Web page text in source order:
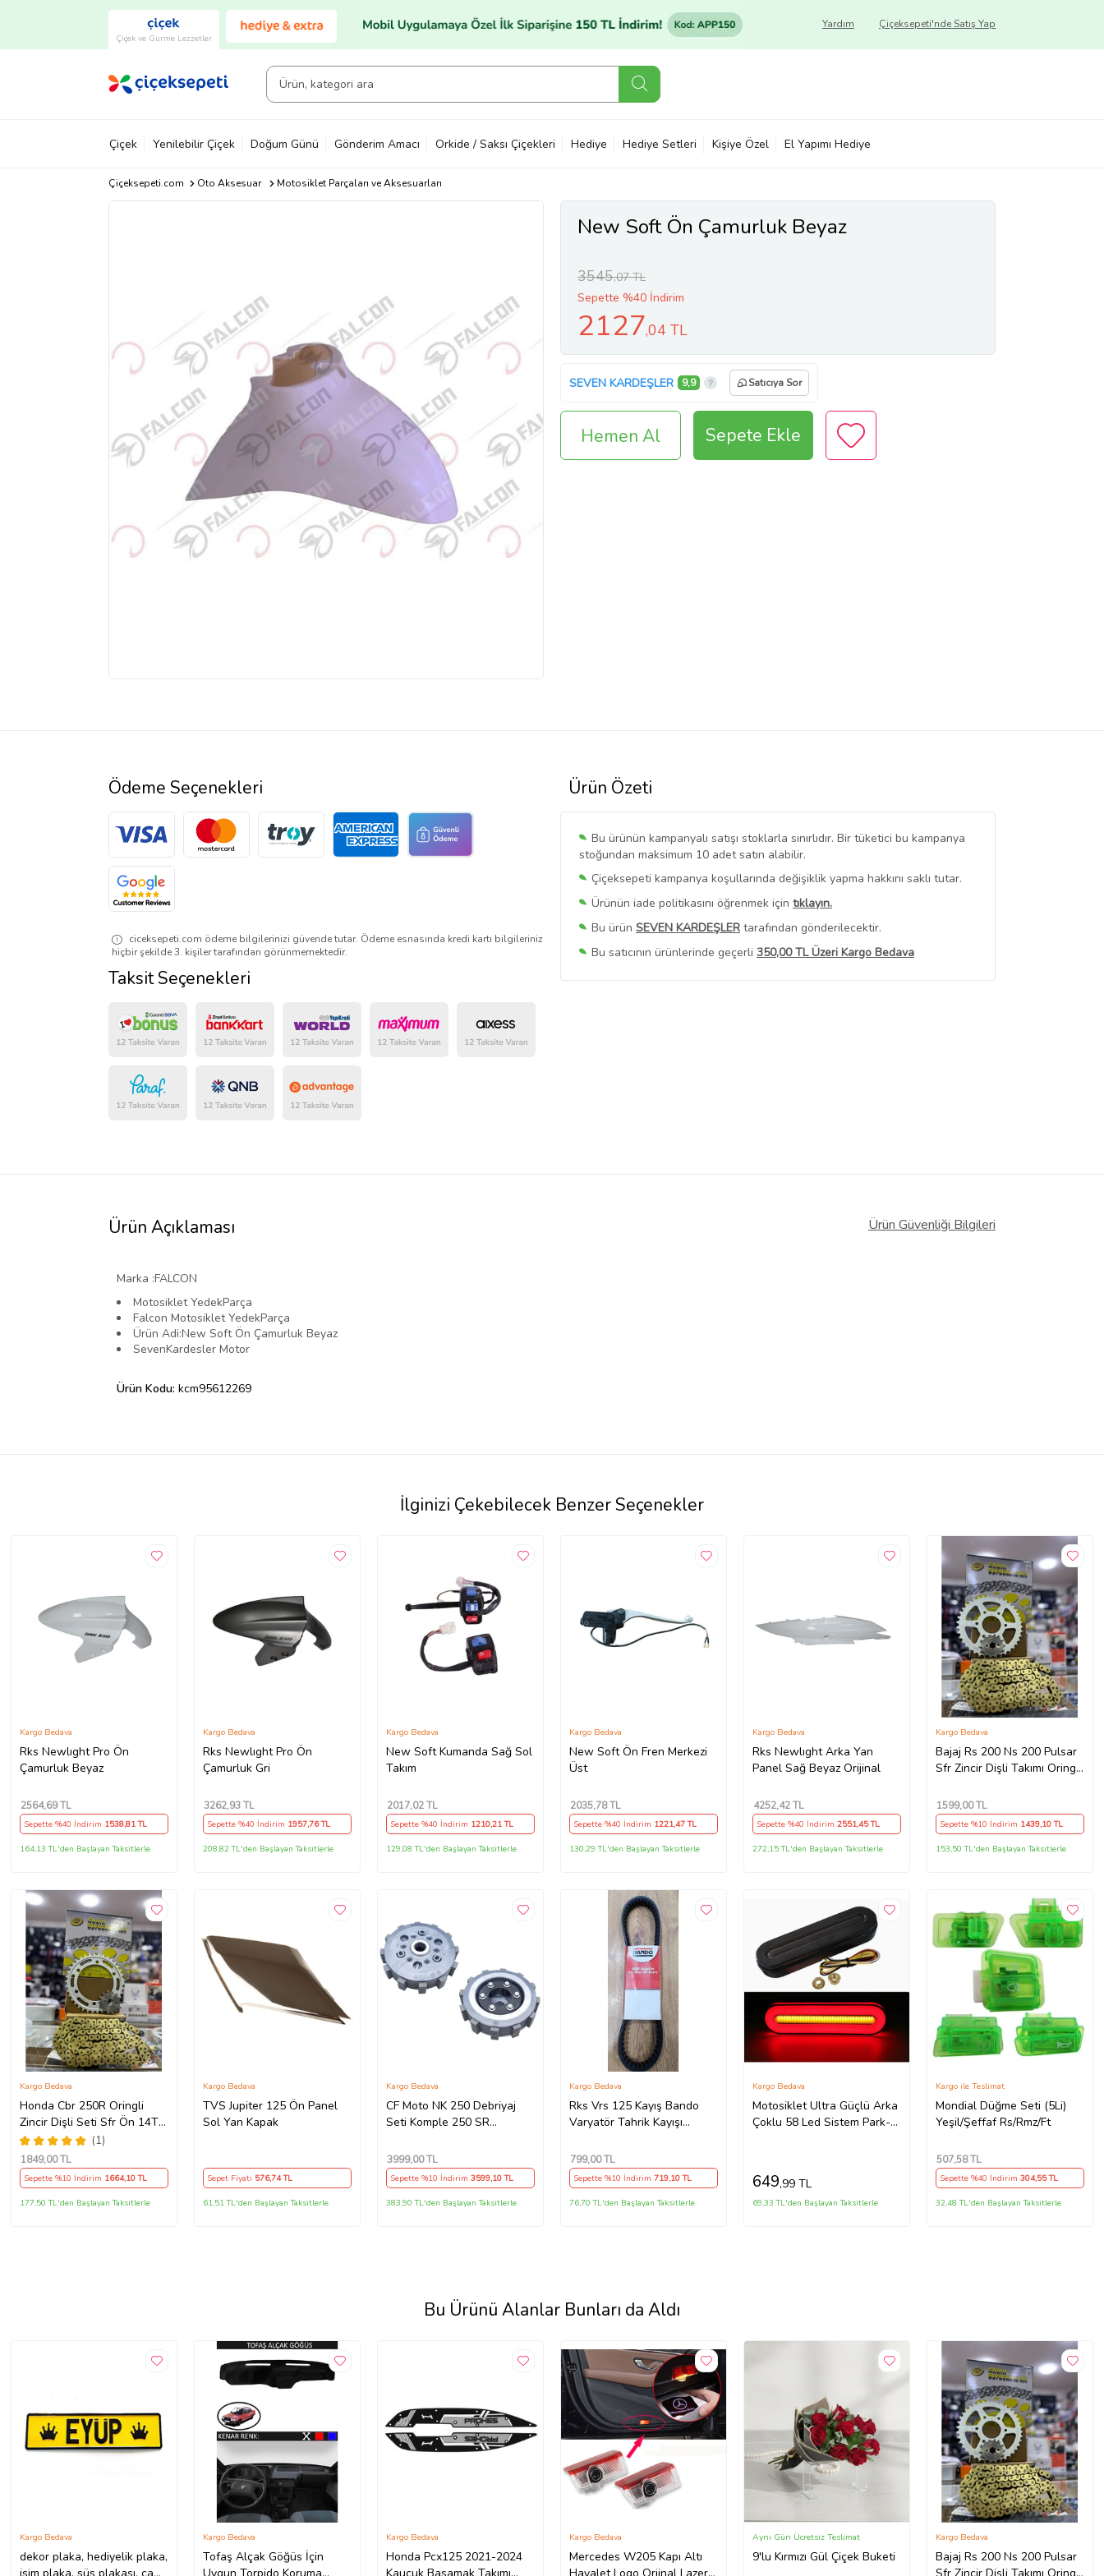
Çiçek ve Gurme Lezzetler
Çiçeksepeti'nde Satış Yap
Yardım
Çiçek Yenilebilir Çiçek Doğum Günü Gönderim Amacı Orkide / Saksı Çiçekleri Hediye Hediye Setleri Kişiye Özel El Yapımı Hediye
Çiçeksepeti.com Oto Aksesuar Motosiklet Parçaları ve Aksesuarları
New Soft Ön Çamurluk Beyaz
3545,07 TL
Sepette %40 İndirim
2127,04 TL
SEVEN KARDEŞLER 9,9 Satıcıya Sor
Hemen Al Sepete Ekle
Ürün Özeti
Bu ürünün kampanyalı satışı stoklarla sınırlıdır. Bir tüketici bu kampanya
stoğundan maksimum 10 adet satın alabilir.
Çiçeksepeti kampanya koşullarında değişiklik yapma hakkını saklı tutar.
Ürünün iade politikasını öğrenmek için tıklayın.
Bu ürün SEVEN KARDEŞLER tarafından gönderilecektir.
Bu satıcının ürünlerinde geçerli 350,00 TL Üzeri Kargo Bedava
Bu SatıcınınTüm Ürünlerini Görüntüle
Ödeme Seçenekleri
ciceksepeti.com ödeme bilgilerinizi güvende tutar. Ödeme esnasında kredi kartı bilgileriniz
hiçbir şekilde 3. kişiler tarafından görünmemektedir.
Taksit Seçenekleri
Ürün Açıklaması Ürün Güvenliği Bilgileri
Marka :FALCON
Motosiklet YedekParça
Falcon Motosiklet YedekParça
Ürün Adi:New Soft Ön Çamurluk Beyaz
SevenKardesler Motor
Ürün Kodu: kcm95612269
İlginizi Çekebilecek Benzer Seçenekler
Rks Newlıght Pro Ön
Çamurluk Beyaz
Kargo Bedava
2564,69 TL
Sepette %40 İndirim 1538,81 TL
164,13 TL'den Başlayan Taksitlerle
Rks Newlıght Pro Ön
Çamurluk Gri
Kargo Bedava
3262,93 TL
Sepette %40 İndirim 1957,76 TL
208,82 TL'den Başlayan Taksitlerle
New Soft Kumanda Sağ Sol
Takım
Kargo Bedava
2017,02 TL
Sepette %40 İndirim 1210,21 TL
129,08 TL'den Başlayan Taksitlerle
New Soft Ön Fren Merkezi
Üst
Kargo Bedava
2035,78 TL
Sepette %40 İndirim 1221,47 TL
130,29 TL'den Başlayan Taksitlerle
Rks Newlıght Arka Yan
Panel Sağ Beyaz Orijinal
Kargo Bedava
4252,42 TL
Sepette %40 İndirim2551,45 TL
272,15 TL'den Başlayan Taksitlerle
Bajaj Rs 200 Ns 200 Pulsar
Sfr Zincir Dişli Takımı Oringli
Bakla Supermto
Kargo Bedava
1599,00 TL
Sepette %10 İndirim 1439,10 TL
153,50 TL'den Başlayan Taksitlerle
Honda Cbr 250R Oringli
Zincir Dişli Seti Sfr Ön 14T
Arka 38 T/120 Bakla 2011-
17 Arasmto
(1)
Kargo Bedava
1849,00 TL
Sepette %10 İndirim 1664,10 TL
177,50 TL'den Başlayan Taksitlerle
TVS Jupiter 125 Ön Panel
Sol Yan Kapak
Kargo Bedava
Sepet Fiyatı 576,74 TL
61,51 TL'den Başlayan Taksitlerle
CF Moto NK 250 Debriyaj
Seti Komple 250 SR
7Li Hepsi İnce(2018-
22)Arasmto (Siyah)
Kargo Bedava
3999,00 TL
Sepette %10 İndirim 3599,10 TL
383,90 TL'den Başlayan Taksitlerle
Rks Vrs 125 Kayış Bando
Varyatör Tahrik Kayışı
Kargo Bedava
799,00 TL
Sepette %10 İndirim 719,10 TL
76,70 TL'den Başlayan Taksitlerle
Motosiklet Ultra Güçlü Arka
Çoklu 58 Led Sistem Park-
Kargo Bedava
649,99 TL
69,33 TL'den Başlayan Taksitlerle
Mondial Düğme Seti (5Li)
Yeşil/Şeffaf Rs/Rmz/Ft
Kargo ile Teslimat
507,58 TL
Sepette %40 İndirim304,55 TL
32,48 TL'den Başlayan Taksitlerle
Bu Ürünü Alanlar Bunları da Aldı
dekor plaka, hediyelik plaka,
Kargo Bedava
Tofaş Alçak Göğüs İçin
Kargo Bedava
Honda Pcx125 2021-2024
Kargo Bedava
Mercedes W205 Kapı Altı
Kargo Bedava
9'lu Kırmızı Gül Çiçek Buketi
Aynı Gün Ücretsiz Teslimat
Bajaj Rs 200 Ns 200 Pulsar
Kargo Bedava